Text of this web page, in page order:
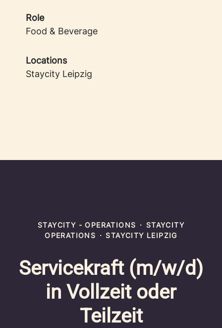
Role
Food & Beverage
Locations
Staycity Leipzig
STAYCITY - OPERATIONS · STAYCITY
OPERATIONS · STAYCITY LEIPZIG
Servicekraft (m/w/d)
in Vollzeit oder
Teilzeit